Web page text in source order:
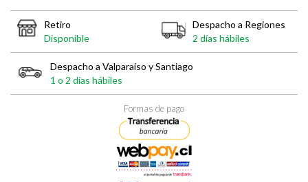
Retiro
Disponible
Despacho a Regiones
2 días hábiles
Despacho a Valparaíso y Santiago
1 o 2 días hábiles
Formas de pago